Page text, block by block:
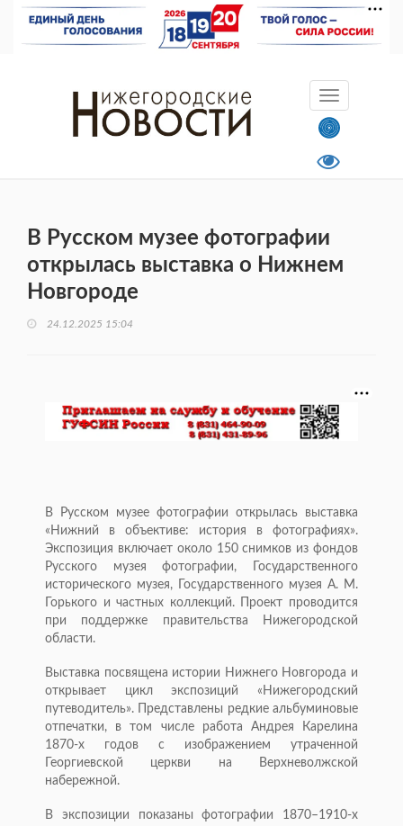
В Русском музее фотографии
открылась выставка о Нижнем
Новгороде
24.12.2025 15:04
В Русском музее фотографии открылась выставка
«Нижний в объективе: история в фотографиях».
Экспозиция включает около 150 снимков из фондов
Русского музея фотографии, Государственного
исторического музея, Государственного музея А. М.
Горького и частных коллекций. Проект проводится
при поддержке правительства Нижегородской
области.
Выставка посвящена истории Нижнего Новгорода и
открывает цикл экспозиций «Нижегородский
путеводитель». Представлены редкие альбуминовые
отпечатки, в том числе работа Андрея Карелина
1870-х годов с изображением утраченной
Георгиевской церкви на Верхневолжской
набережной.
В экспозиции показаны фотографии 1870–1910-х